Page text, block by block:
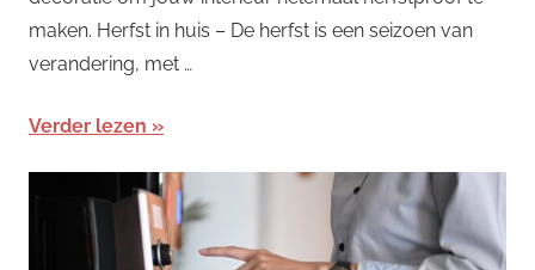
maken. Herfst in huis – De herfst is een seizoen van
verandering, met …
Verder lezen